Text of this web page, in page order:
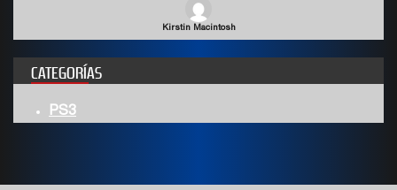
Kirstin Macintosh
CATEGORÍAS
PS3